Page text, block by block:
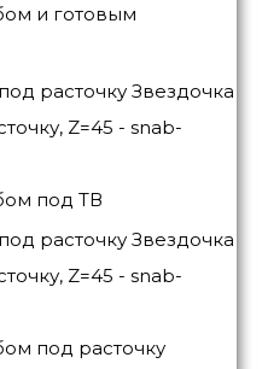
и готовым
под ТВ
под расточку